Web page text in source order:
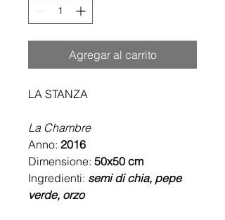
Agregar al carrito
LA STANZA
La Chambre
Anno: 2016
Dimensione: 50x50 cm
Ingredienti: semi di chia, pepe
verde, orzo